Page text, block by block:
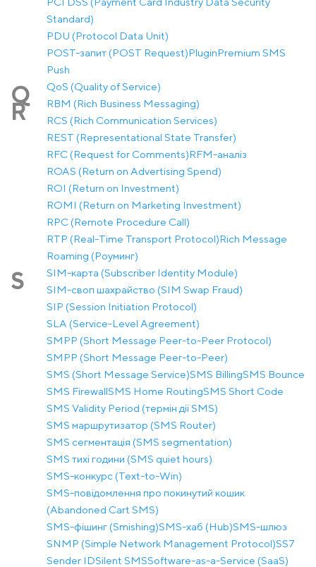
Standard)
PDU (Protocol Data Unit)
POST-запит (POST Request)PluginPremium SMS
Push
Q QoS (Quality of Service)
R
RBM (Rich Business Messaging)
RCS (Rich Communication Services)
REST (Representational State Transfer)
RFC (Request for Comments)RFM-аналіз
ROAS (Return on Advertising Spend)
ROI (Return on Investment)
ROMI (Return on Marketing Investment)
RPC (Remote Procedure Call)
RTP (Real-Time Transport Protocol)Rich Message
Roaming (Роуминг)
S
SIM-карта (Subscriber Identity Module)
SIM-своп шахрайство (SIM Swap Fraud)
SIP (Session Initiation Protocol)
SLA (Service-Level Agreement)
SMPP (Short Message Peer-to-Peer Protocol)
SMPP (Short Message Peer-to-Peer)
SMS (Short Message Service)SMS BillingSMS Bounce
SMS FirewallSMS Home RoutingSMS Short Code
SMS Validity Period (термін дії SMS)
SMS маршрутизатор (SMS Router)
SMS сегментація (SMS segmentation)
SMS тихі години (SMS quiet hours)
SMS-конкурс (Text-to-Win)
SMS-повідомлення про покинутий кошик
(Abandoned Cart SMS)
SMS-фішинг (Smishing)SMS-хаб (Hub)SMS-шлюз
SNMP (Simple Network Management Protocol)SS7
Sender IDSilent SMSSoftware-as-a-Service (SaaS)